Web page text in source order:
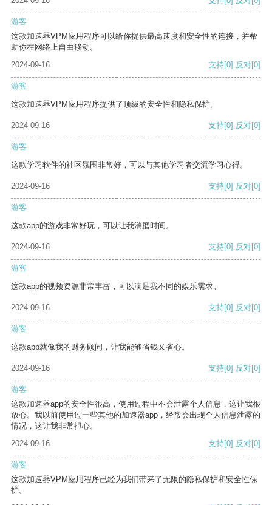
游客
这款加速器VPM应用程序可以给你提供最高速度和安全性的连接，并帮
助你在网络上自由移动。
2024-09-16
支持[0] 反对[0]
游客
这款加速器VPM应用程序提供了顶级的安全性和隐私保护。
2024-09-16 支持[0] 反对[0]
游客
这款学习软件的社区氛围非常好，可以与其他学习者交流学习心得。
2024-09-16 支持[0] 反对[0]
游客
这款app的游戏非常好玩，可以让我消磨时间。
2024-09-16 支持[0] 反对[0]
游客
这款app的视频资源非常丰富，可以满足我不同的娱乐需求。
2024-09-16 支持[0] 反对[0]
游客
这款app就像我的财务顾问，让我能够省钱又省心。
2024-09-16 支持[0] 反对[0]
游客
这款加速器app的安全性很高，使用过程中不会泄露个人信息，这让我很
放心。我以前使用过一些其他的加速器app，经常会出现个人信息泄露的
情况，这让我非常担心。
2024-09-16
支持[0] 反对[0]
游客
这款加速器VPM应用程序已经为我们带来了无限的隐私保护和安全性保
护。